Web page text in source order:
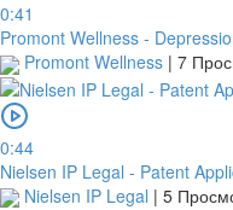
0:41
Promont Wellness -
Promont Wellness | 7
0:44
Nielsen IP Legal - Patent
Nielsen IP Legal | 5